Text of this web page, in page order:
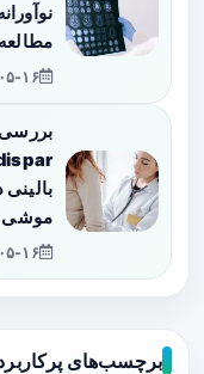
موشی
برچسب‌های